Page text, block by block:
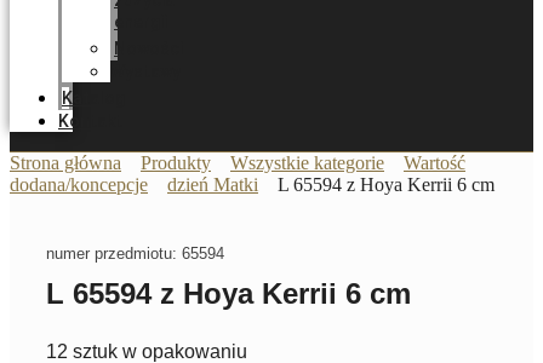
energii
Nowości
Katalog
Kontakt
Strona główna Produkty Wszystkie kategorie
Wartość
dodana/koncepcje
dzień Matki L 65594 z Hoya Kerrii 6 cm
numer przedmiotu: 65594
L 65594 z Hoya Kerrii 6 cm
12 sztuk w opakowaniu